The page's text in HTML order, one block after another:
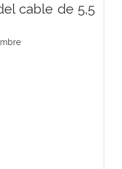
cable de 5,5